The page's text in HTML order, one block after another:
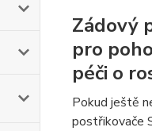
Zádový
pro
péči o
Pokud ještě
postřikovače